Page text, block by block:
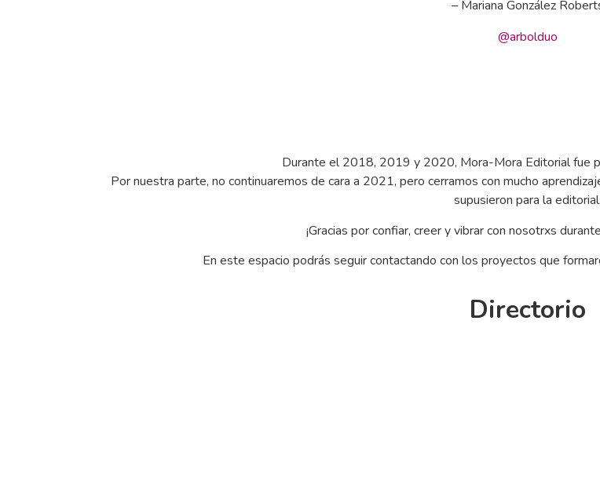
– Mariana González
@arbolduo
Durante el 2018, 2019 y 2020, Mora-Mora Editorial fue
Por nuestra parte, no continuaremos de cara a 2021, pero cerramos con mucho
supusieron para la editorial.
¡Gracias por confiar, creer y vibrar con nosotrxs
En este espacio podrás seguir contactando con los proyectos que
Directorio